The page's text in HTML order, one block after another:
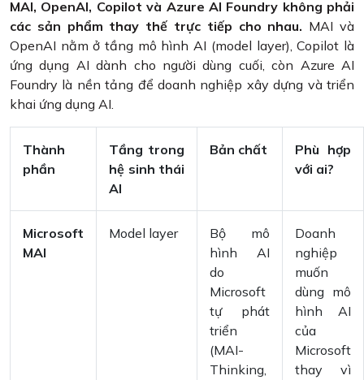
MAI, OpenAI, Copilot và Azure AI Foundry không phải
các sản phẩm thay thế trực tiếp cho nhau. MAI và
OpenAI nằm ở tầng mô hình AI (model layer), Copilot là
ứng dụng AI dành cho người dùng cuối, còn Azure AI
Foundry là nền tảng để doanh nghiệp xây dựng và triển
khai ứng dụng AI.
Thành
phần
Tầng trong
hệ sinh thái
AI
Bản chất
Phù hợp
với ai?
Microsoft
MAI
Model layer
Bộ mô
hình AI
do
Microsoft
tự phát
triển
(MAI-
Thinking,
Doanh
nghiệp
muốn
dùng mô
hình AI
của
Microsoft
thay vì